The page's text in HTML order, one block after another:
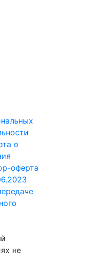
о
оферта
не